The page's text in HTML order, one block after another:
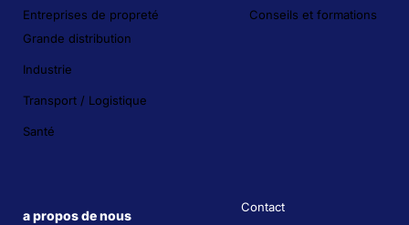
Entreprises de propreté
Grande distribution
Industrie
Transport / Logistique
Santé
Conseils et formations
a propos de nous
Contact